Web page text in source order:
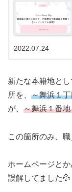
2022.07.24
新たな本籍地と
所を、 ～舞浜１
が、 ～舞浜１番地
この箇所のみ、
ホームページとか
誤解してました💦